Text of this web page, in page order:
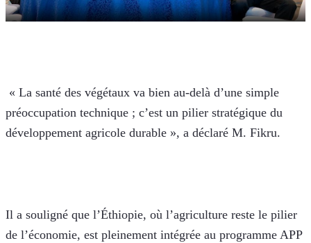
« La santé des végétaux va bien au-delà d’une simple
préoccupation technique ; c’est un pilier stratégique du
développement agricole durable », a déclaré M. Fikru.
Il a souligné que l’Éthiopie, où l’agriculture reste le pilier
de l’économie, est pleinement intégrée au programme APP